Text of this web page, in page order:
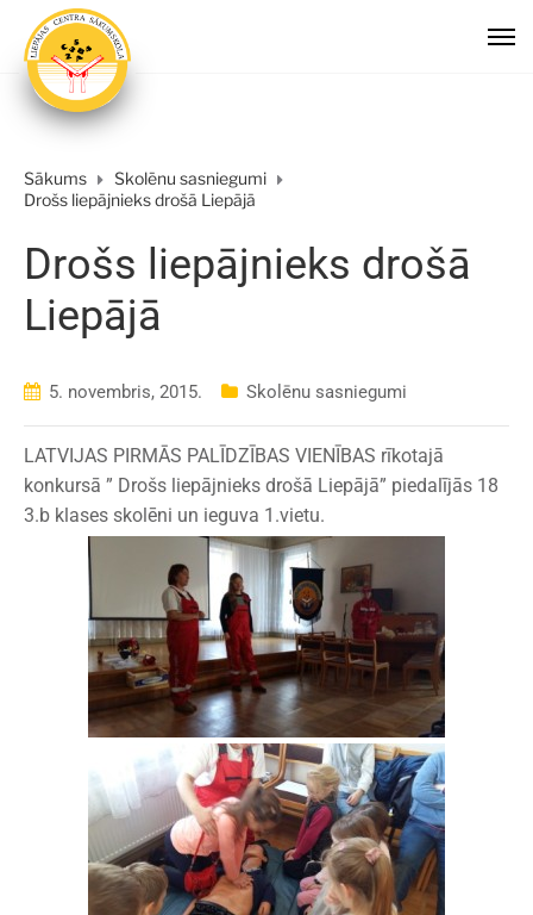
Sākums
Skolēnu sasniegumi
Drošs liepājnieks drošā Liepājā
Drošs liepājnieks drošā
Liepājā
5. novembris, 2015. Skolēnu sasniegumi
LATVIJAS PIRMĀS PALĪDZĪBAS VIENĪBAS rīkotajā
konkursā ” Drošs liepājnieks drošā Liepājā”​ piedalījās 18
3.b klases skolēni un ieguva 1.vietu.